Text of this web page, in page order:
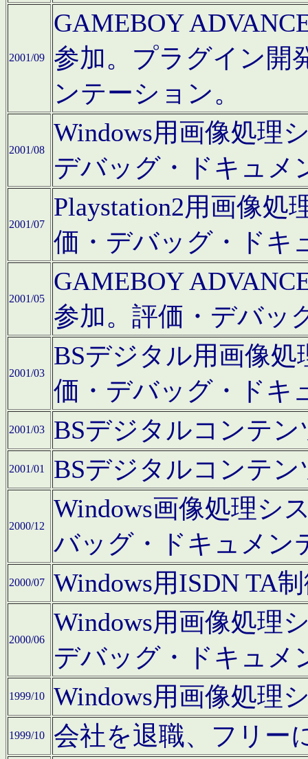
2001/09
GAMEBOY
参加。プラグイン開
ンテーション。
2001/08
Windows用画像処理
デバッグ・ドキュメ
2001/07
Playstation2用画像
価・デバッグ・ドキ
2001/05
GAMEBOY
参加。評価・デバッ
2001/03
BSデジタル用画像
価・デバッグ・ドキ
2001/03 BSデジタルコンテ
2001/01 BSデジタルコンテ
2000/12
Windows画像処理シ
バッグ・ドキュメン
2000/07 Windows用ISDN TA
2000/06
Windows用画像処理
デバッグ・ドキュメ
1999/10 Windows用画像処理
1999/10 会社を退職、フリー